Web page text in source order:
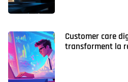
Customer care
transforment la